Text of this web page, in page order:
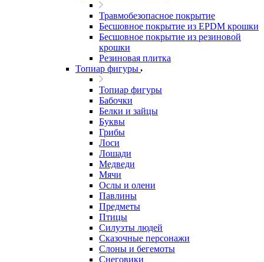
Травмобезопасное покрытие
Бесшовное покрытие из EPDM крошки
Бесшовное покрытие из резиновой
крошки
Резиновая плитка
Топиар фигуры
Топиар фигуры
Бабочки
Белки и зайцы
Буквы
Грибы
Лоси
Лошади
Медведи
Мячи
Ослы и олени
Павлины
Предметы
Птицы
Силуэты людей
Сказочные персонажи
Слоны и бегемоты
Снеговики